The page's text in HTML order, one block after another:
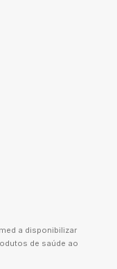
a disponibilizar
de saúde ao